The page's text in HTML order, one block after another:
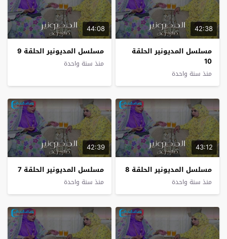
42:38
مسلسل المديونير الحلقة
10
منذ سنة واحدة
44:08
مسلسل المديونير الحلقة 9
منذ سنة واحدة
43:12
مسلسل المديونير الحلقة 8
منذ سنة واحدة
42:39
مسلسل المديونير الحلقة 7
منذ سنة واحدة